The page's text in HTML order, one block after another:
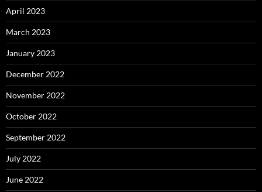
April 2023
March 2023
January 2023
December 2022
November 2022
October 2022
September 2022
July 2022
June 2022